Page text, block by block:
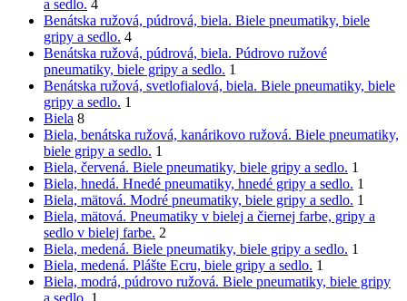
a sedlo. 4
Benátska ružová, púdrová, biela. Biele pneumatiky, biele
gripy a sedlo. 4
Benátska ružová, púdrová, biela. Púdrovo ružové
pneumatiky, biele gripy a sedlo. 1
Benátska ružová, svetlofialová, biela. Biele pneumatiky, biele
gripy a sedlo. 1
Biela 8
Biela, benátska ružová, kanárikovo ružová. Biele pneumatiky,
biele gripy a sedlo. 1
Biela, červená. Biele pneumatiky, biele gripy a sedlo. 1
Biela, hnedá. Hnedé pneumatiky, hnedé gripy a sedlo. 1
Biela, mätová. Modré pneumatiky, biele gripy a sedlo. 1
Biela, mätová. Pneumatiky v bielej a čiernej farbe, gripy a
sedlo v bielej farbe. 2
Biela, medená. Biele pneumatiky, biele gripy a sedlo. 1
Biela, medená. Plášte Ecru, biele gripy a sedlo. 1
Biela, modrá, púdrovo ružová. Biele pneumatiky, biele gripy
a sedlo. 1